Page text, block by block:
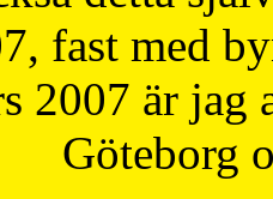
fast med
2007 är
Göteborg